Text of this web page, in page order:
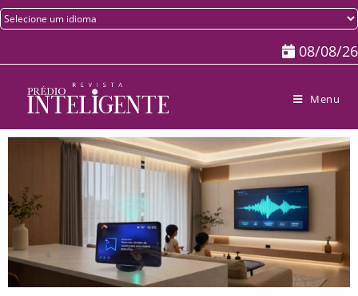
08/08/26
Menu